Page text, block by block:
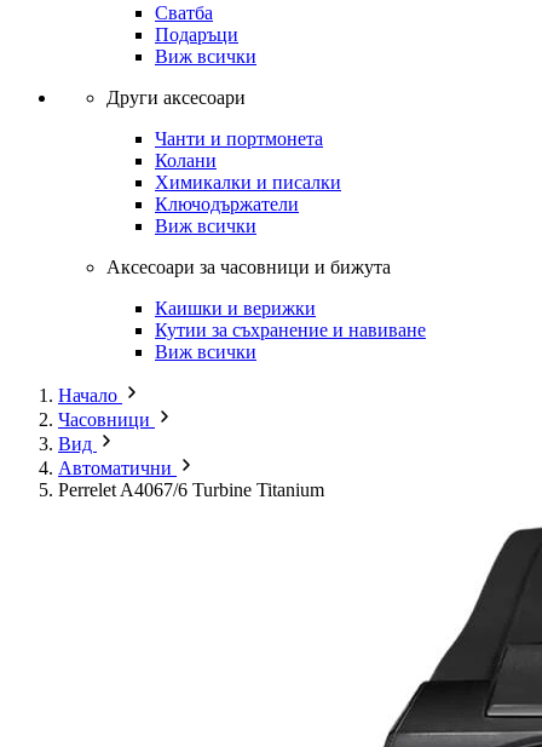
Сватба
Подаръци
Виж всички
Други аксесоари
Чанти и портмонета
Колани
Химикалки и писалки
Ключодържатели
Виж всички
Аксесоари за часовници и бижута
Каишки и верижки
Кутии за съхранение и навиване
Виж всички
Начало
Часовници
Вид
Автоматични
Perrelet A4067/6 Turbine Titanium